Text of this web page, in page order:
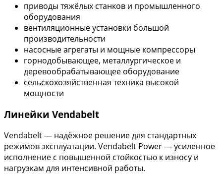
приводы тяжёлых станков и промышленного
оборудования
вентиляционные установки большой
производительности
насосные агрегаты и мощные компрессоры
горнодобывающее, металлургическое и
деревообрабатывающее оборудование
сельскохозяйственная техника высокой
мощности
Линейки Vendabelt
Vendabelt — надёжное решение для стандартных
режимов эксплуатации. Vendabelt Power — усиленное
исполнение с повышенной стойкостью к износу и
нагрузкам для интенсивной работы.